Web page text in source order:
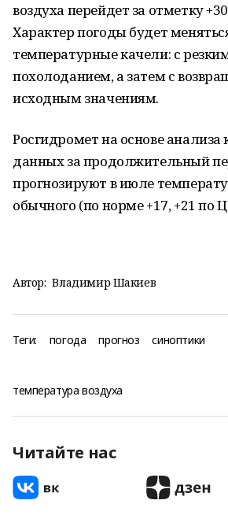
воздуха перейдет за отметку
Характер погоды будет
температурные качели: с
похолоданием, а затем с
исходным значениям.
Росгидромет на основе
данных за продолжительный
прогнозируют в июле
обычного (по норме +17, +21 по
Автор: Владимир Шакиев
Теги: погода прогноз синоптики
температура воздуха
Читайте нас